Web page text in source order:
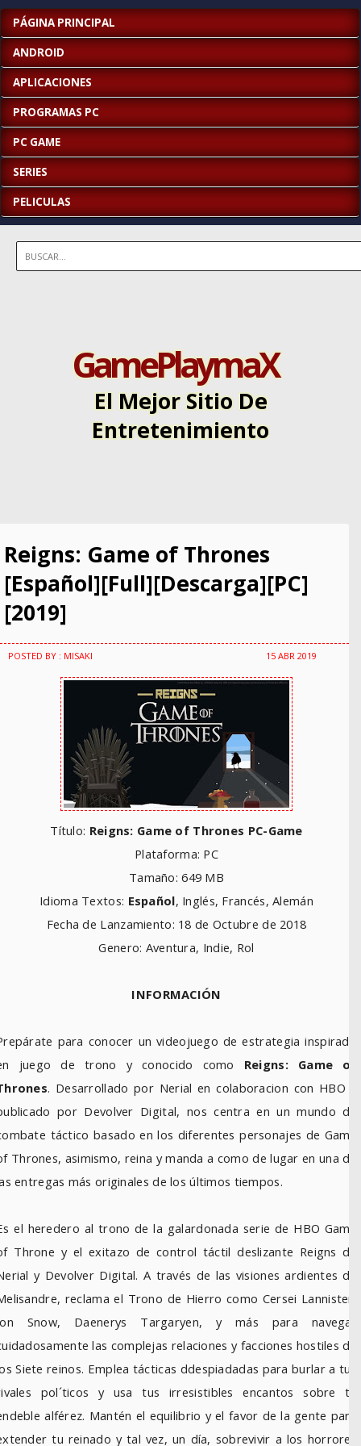
PÁGINA PRINCIPAL
ANDROID
APLICACIONES
PROGRAMAS PC
PC GAME
SERIES
PELICULAS
GamePlaymaX
El Mejor Sitio De
Entretenimiento
Reigns: Game of Thrones
[Español][Full][Descarga][PC]
[2019]
POSTED BY : MISAKI 15 ABR 2019
Título: Reigns: Game of Thrones PC-Game
Plataforma: PC
Tamaño: 649 MB
Idioma Textos: Español, Inglés, Francés, Alemán
Fecha de Lanzamiento: 18 de Octubre de 2018
Genero: Aventura, Indie, Rol
INFORMACIÓN
para conocer un videojuego de estrategia inspirado
juego de trono y conocido como Reigns: Game of
. Desarrollado por Nerial en colaboracion con HBO y
por Devolver Digital, nos centra en un mundo de
táctico basado en los diferentes personajes de Game
Thrones, asimismo, reina y manda a como de lugar en una de
entregas más originales de los últimos tiempos.
el heredero al trono de la galardonada serie de HBO Game
Throne y el exitazo de control táctil deslizante Reigns de
y Devolver Digital. A través de las visiones ardientes de
reclama el Trono de Hierro como Cersei Lannister,
Snow, Daenerys Targaryen, y más para navegar
las complejas relaciones y facciones hostiles de
Siete reinos. Emplea tácticas ddespiadadas para burlar a tus
pol´ticos y usa tus irresistibles encantos sobre tu
alférez. Mantén el equilibrio y el favor de la gente para
tu reinado y tal vez, un día, sobrevivir a los horrores